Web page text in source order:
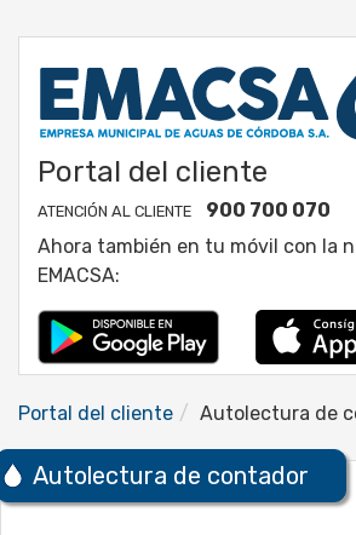
Portal del cliente
ATENCIÓN AL CLIENTE
900 700 070
Ahora también en tu móvil con la
EMACSA:
Portal del cliente Autolectura de
Autolectura de contador